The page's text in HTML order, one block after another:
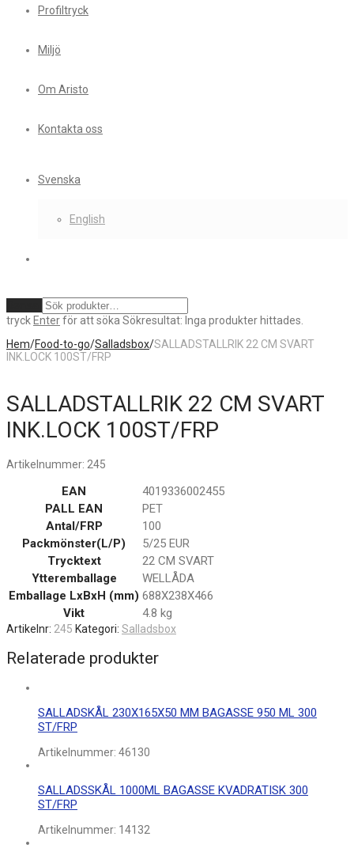
Profiltryck
Miljö
Om Aristo
Kontakta oss
Svenska
English
tryck Enterför att söka Sökresultat: Inga produkter hittades.
Hem/Food-to-go/Salladsbox/SALLADSTALLRIK 22 CM SVART
INK.LOCK 100ST/FRP
SALLADSTALLRIK 22 CM SVART
INK.LOCK 100ST/FRP
Artikelnummer: 245
EAN
4019336002455
PALL EAN
PET
Antal/FRP
100
Packmönster(L/P)
5/25 EUR
Trycktext
22 CM SVART
Ytteremballage
WELLÅDA
Emballage LxBxH (mm) 688X238X466
Vikt
4.8 kg
Artikelnr: 245 Kategori: Salladsbox
Relaterade produkter
SALLADSKÅL 230X165X50 MM BAGASSE 950 ML 300
ST/FRP
Artikelnummer: 46130
SALLADSSKÅL 1000ML BAGASSE KVADRATISK 300
ST/FRP
Artikelnummer: 14132